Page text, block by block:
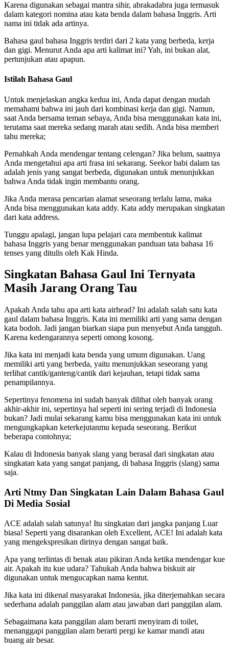
Karena digunakan sebagai mantra sihir, abrakadabra juga termasuk
dalam kategori nomina atau kata benda dalam bahasa Inggris. Arti
nama ini tidak ada artinya.
Bahasa gaul bahasa Inggris terdiri dari 2 kata yang berbeda, kerja
dan gigi. Menurut Anda apa arti kalimat ini? Yah, ini bukan alat,
pertunjukan atau apapun.
Istilah Bahasa Gaul
Untuk menjelaskan angka kedua ini, Anda dapat dengan mudah
memahami bahwa ini jauh dari kombinasi kerja dan gigi. Namun,
saat Anda bersama teman sebaya, Anda bisa menggunakan kata ini,
terutama saat mereka sedang marah atau sedih. Anda bisa memberi
tahu mereka;
Pernahkah Anda mendengar tentang celengan? Jika belum, saatnya
Anda mengetahui apa arti frasa ini sekarang. Seekor babi dalam tas
adalah jenis yang sangat berbeda, digunakan untuk menunjukkan
bahwa Anda tidak ingin membantu orang.
Jika Anda merasa pencarian alamat seseorang terlalu lama, maka
Anda bisa menggunakan kata addy. Kata addy merupakan singkatan
dari kata address.
Tunggu apalagi, jangan lupa pelajari cara membentuk kalimat
bahasa Inggris yang benar menggunakan panduan tata bahasa 16
tenses yang ditulis oleh Kak Hinda.
Singkatan Bahasa Gaul Ini Ternyata
Masih Jarang Orang Tau
Apakah Anda tahu apa arti kata airhead? Ini adalah salah satu kata
gaul dalam bahasa Inggris. Kata ini memiliki arti yang sama dengan
kata bodoh. Jadi jangan biarkan siapa pun menyebut Anda tangguh.
Karena kedengarannya seperti omong kosong.
Jika kata ini menjadi kata benda yang umum digunakan. Uang
memiliki arti yang berbeda, yaitu menunjukkan seseorang yang
terlihat cantik/ganteng/cantik dari kejauhan, tetapi tidak sama
penampilannya.
Sepertinya fenomena ini sudah banyak dilihat oleh banyak orang
akhir-akhir ini, sepertinya hal seperti ini sering terjadi di Indonesia
bukan? Jadi mulai sekarang kamu bisa menggunakan kata ini untuk
mengungkapkan keterkejutanmu kepada seseorang. Berikut
beberapa contohnya;
Kalau di Indonesia banyak slang yang berasal dari singkatan atau
singkatan kata yang sangat panjang, di bahasa Inggris (slang) sama
saja.
Arti Ntmy Dan Singkatan Lain Dalam Bahasa Gaul
Di Media Sosial
ACE adalah salah satunya! Itu singkatan dari jangka panjang Luar
biasa! Seperti yang disarankan oleh Excellent, ACE! Ini adalah kata
yang mengekspresikan dirinya dengan sangat baik.
Apa yang terlintas di benak atau pikiran Anda ketika mendengar kue
air. Apakah itu kue udara? Tahukah Anda bahwa biskuit air
digunakan untuk mengucapkan nama kentut.
Jika kata ini dikenal masyarakat Indonesia, jika diterjemahkan secara
sederhana adalah panggilan alam atau jawaban dari panggilan alam.
Sebagaimana kata panggilan alam berarti menyiram di toilet,
menanggapi panggilan alam berarti pergi ke kamar mandi atau
buang air besar.